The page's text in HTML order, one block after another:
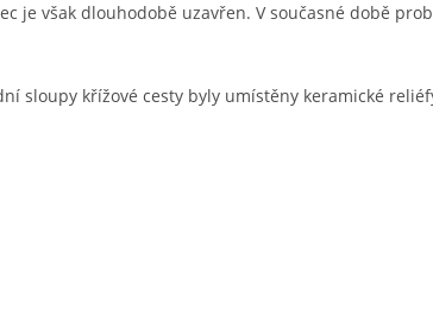
je však dlouhodobě uzavřen. V současné době
sloupy křížové cesty byly umístěny keramické